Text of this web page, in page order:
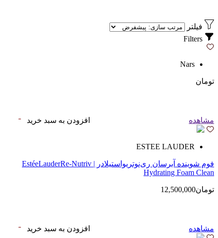
فیلتر
Nars
تومان
مشاهده افزودن به سبد خرید
ESTEE LAUDER
فوم شوینده آبرسان ری‌نوتریواستیلادر | EstéeLauderRe-Nutriv
Hydrating Foam Clean
تومان12,500,000
مشاهده افزودن به سبد خرید